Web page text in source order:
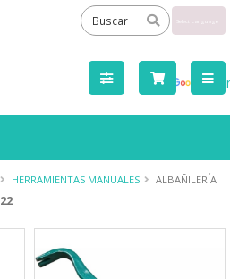
by
HERRAMIENTAS MANUALES ALBAÑILERÍA
22